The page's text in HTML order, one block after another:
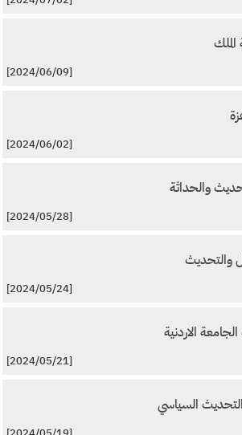
[2024/06/09]
[2024/06/02]
والحداثة
[2024/05/28]
والتحديث
[2024/05/24]
الاردنية
[2024/05/21]
السياسي